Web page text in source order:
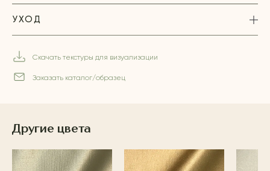
УХОД
Скачать текстуры для визуализации
Заказать каталог/образец
Другие цвета